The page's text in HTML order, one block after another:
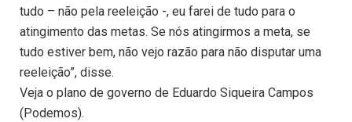
tudo – não pela reeleição -, eu farei de tudo para o
atingimento das metas. Se nós atingirmos a meta, se
tudo estiver bem, não vejo razão para não disputar uma
reeleição”, disse.
Veja o plano de governo de Eduardo Siqueira Campos
(Podemos).